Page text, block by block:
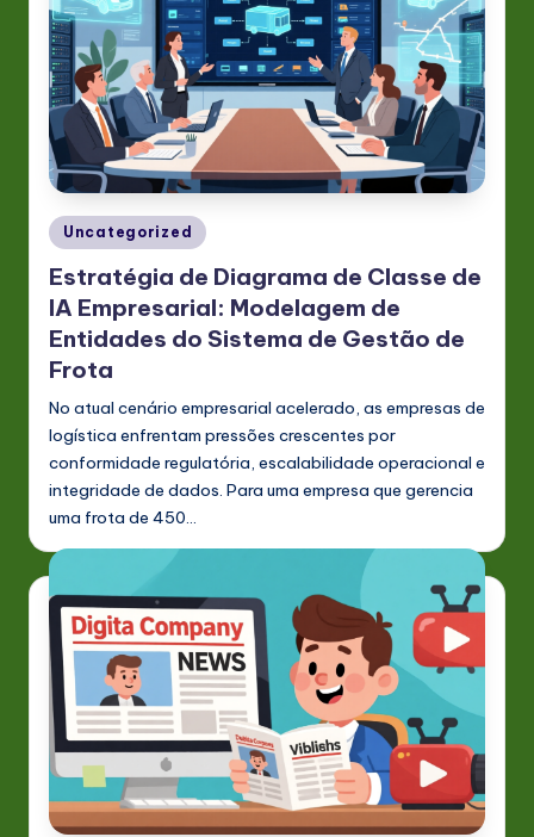
t
e
s
t
in
A
&
S
o
ft
w
a
r
e
In
n
o
v
a
ti
Posted
in
Uncategorized
Estratégia de Diagrama de Classe de
IA Empresarial: Modelagem de
Entidades do Sistema de Gestão de
Frota
No atual cenário empresarial acelerado, as empresas de
logística enfrentam pressões crescentes por
conformidade regulatória, escalabilidade operacional e
integridade de dados. Para uma empresa que gerencia
uma frota de 450…